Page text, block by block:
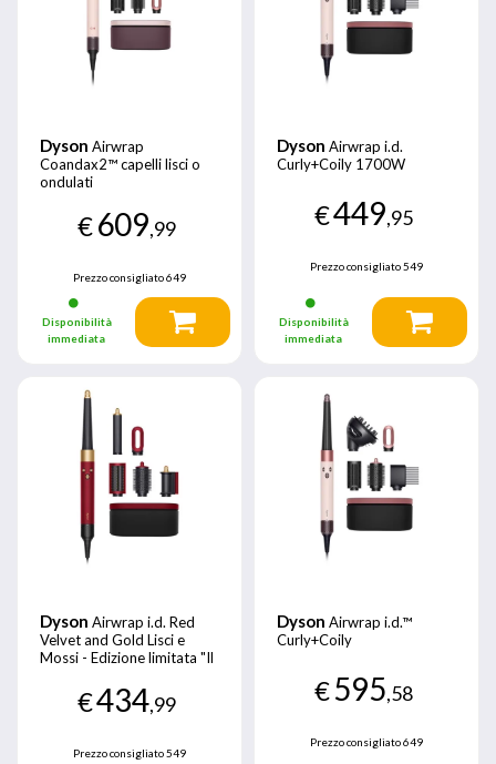
Dyson Airwrap
Coandax2™ capelli lisci o
ondulati
€609,99
Prezzo consigliato649
Disponibilità
immediata
Dyson Airwrap i.d.
Curly+Coily 1700W
€449,95
Prezzo consigliato549
Disponibilità
immediata
Dyson Airwrap i.d. Red
Velvet and Gold Lisci e
Mossi - Edizione limitata "Il
€434,99
Prezzo consigliato549
Dyson Airwrap i.d.™
Curly+Coily
€595,58
Prezzo consigliato649